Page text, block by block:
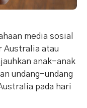
media sosial
Australia atau
anak-anak
undang-undang
pada hari